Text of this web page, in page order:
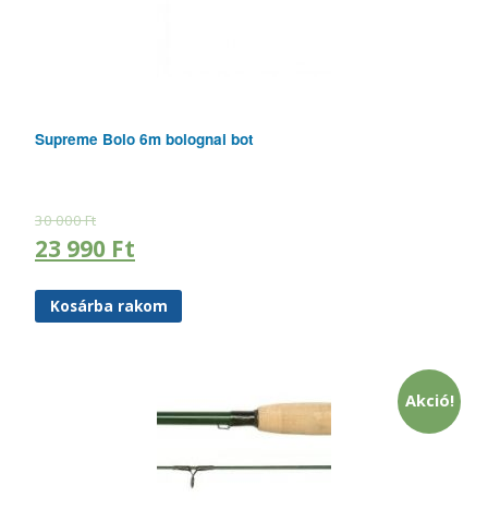
Supreme Bolo 6m bolognai bot
30 000Ft
23 990 Ft
Kosárba rakom
Akció!